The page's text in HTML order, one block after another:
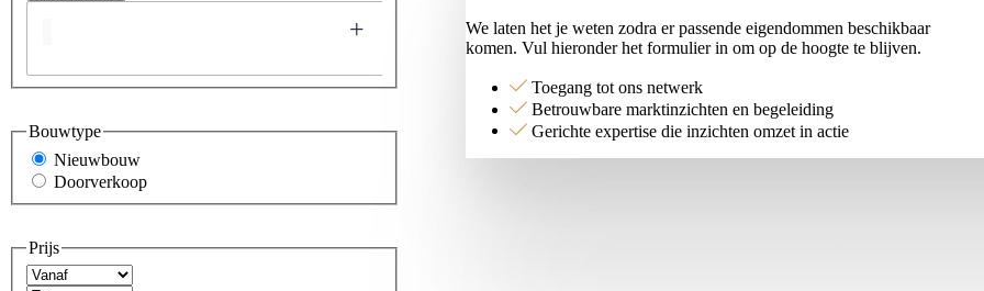
Bouwtype
Nieuwbouw
Doorverkoop
Prijs
We laten het je weten zodra er passende eigendommen beschikbaar
komen. Vul hieronder het formulier in om op de hoogte te blijven.
Toegang tot ons netwerk
Betrouwbare marktinzichten en begeleiding
Gerichte expertise die inzichten omzet in actie